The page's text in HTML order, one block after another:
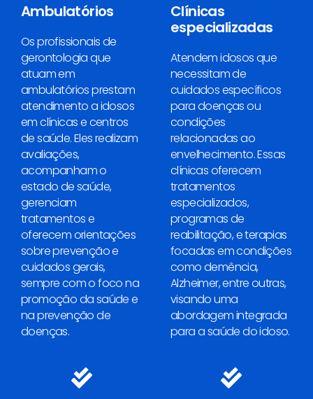
Ambulatórios
Os profissionais de
gerontologia que
atuam em
ambulatórios prestam
atendimento a idosos
em clínicas e centros
de saúde. Eles realizam
avaliações,
acompanham o
estado de saúde,
gerenciam
tratamentos e
oferecem orientações
sobre prevenção e
cuidados gerais,
sempre com o foco na
promoção da saúde e
na prevenção de
doenças.
Clínicas
especializadas
Atendem idosos que
necessitam de
cuidados específicos
para doenças ou
condições
relacionadas ao
envelhecimento. Essas
clínicas oferecem
tratamentos
especializados,
programas de
reabilitação, e terapias
focadas em condições
como demência,
Alzheimer, entre outras,
visando uma
abordagem integrada
para a saúde do idoso.